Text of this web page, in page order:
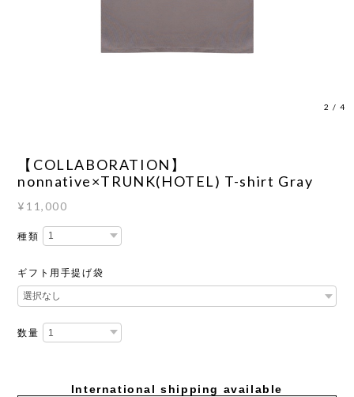
3 /4
【COLLABORATION】
nonnative×TRUNK(HOTEL) T-shirt Gray
¥11,000
種類
ギフト用手提げ袋
数量
International shipping available